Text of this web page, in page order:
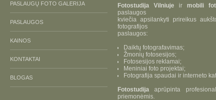
PASLAUGŲ FOTO GALERIJA
PASLAUGOS
KAINOS
KONTAKTAI
BLOGAS
Fotostudija Vilniuje ir mobili
paslaugos
kviečia apsilankyti prireikus
fotografijos
paslaugos:
Daiktų fotografavimas;
Žmonių fotosesijos;
Fotosesijos reklamai;
Meniniai foto projektai;
Fotografija spaudai ir interneto
Fotostudija aprūpinta
priemonėmis.